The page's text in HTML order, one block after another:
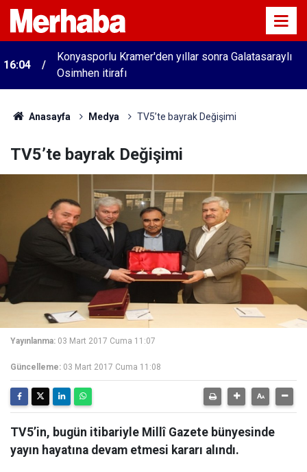
16:04
Konyasporlu Kramer'den yıllar sonra Galatasaraylı
Osimhen itirafı
Anasayfa Medya TV5’te bayrak Değişimi
TV5’te bayrak Değişimi
Yayınlanma: 03 Mart 2017 Cuma 11:07
Güncelleme: 03 Mart 2017 Cuma 11:08
TV5’in, bugün itibariyle Millî Gazete bünyesinde
yayın hayatına devam etmesi kararı alındı.